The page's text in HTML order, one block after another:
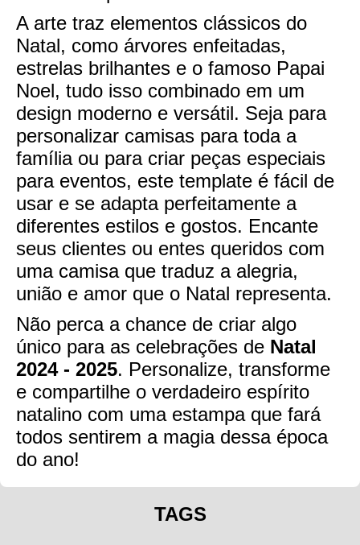
A arte traz elementos clássicos do
Natal, como árvores enfeitadas,
estrelas brilhantes e o famoso Papai
Noel, tudo isso combinado em um
design moderno e versátil. Seja para
personalizar camisas para toda a
família ou para criar peças especiais
para eventos, este template é fácil de
usar e se adapta perfeitamente a
diferentes estilos e gostos. Encante
seus clientes ou entes queridos com
uma camisa que traduz a alegria,
união e amor que o Natal representa.
Não perca a chance de criar algo
único para as celebrações de Natal
2024 - 2025. Personalize, transforme
e compartilhe o verdadeiro espírito
natalino com uma estampa que fará
todos sentirem a magia dessa época
do ano!
TAGS